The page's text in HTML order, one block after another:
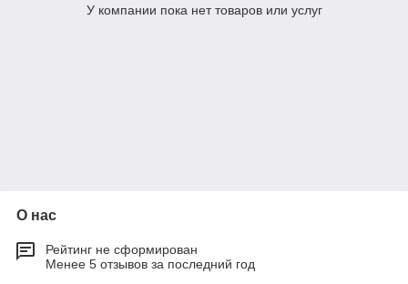
У компании пока нет товаров или услуг
О нас
Рейтинг не сформирован
Менее 5 отзывов за последний год